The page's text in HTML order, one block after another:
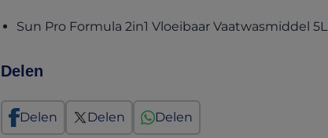
Sun Pro Formula 2in1 Vloeibaar Vaatwasmiddel 5L
Delen
Delen Delen Delen